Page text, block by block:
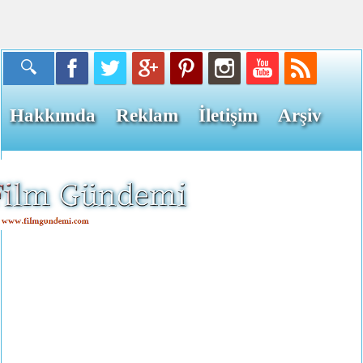
Hakkımda Reklam İletişim Arşiv